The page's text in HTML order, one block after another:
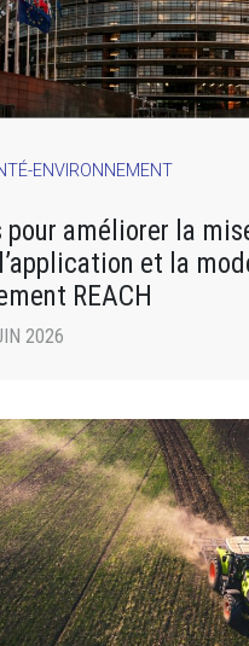
ENVIRONNEMENT
pour améliorer la
et la
REACH
2026